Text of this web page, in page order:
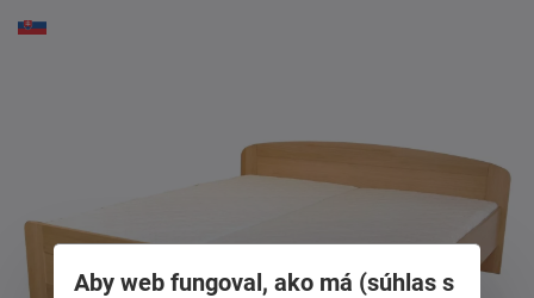
Aby web fungoval, ako má (súhlas s